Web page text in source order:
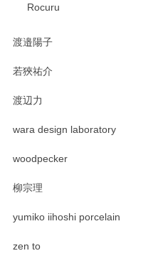
Rocuru
渡邉陽子
若狹祐介
渡辺力
wara design laboratory
woodpecker
柳宗理
yumiko iihoshi porcelain
zen to